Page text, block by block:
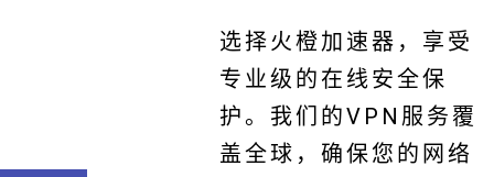
选择火橙加速器，享受
专业级的在线安全保
护。我们的VPN服务覆
盖全球，确保您的网络